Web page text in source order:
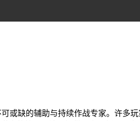
缺的辅助与持续作战专家。许多